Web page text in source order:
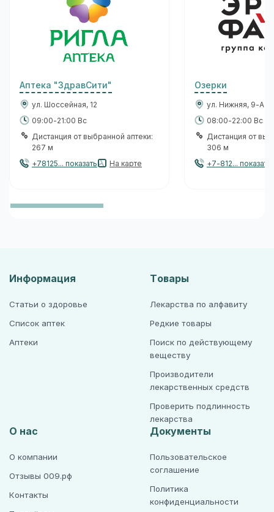
Аптека "ЗдравСити"
ул. Шоссейная, 12
09:00-21:00 Вс
Дистанция от выбранной аптеки:
267 м
+78125... показать
На карте
Озерки
ул. Нижняя, 9-А
08:00-22:00 Вс
Дистанция от
306 м
+7-812... показать
Информация
Статьи о здоровье
Список аптек
Аптеки
Товары
Лекарства по алфавиту
Редкие товары
Поиск по действующему
веществу
Производители
лекарственных средств
Проверить подлинность
лекарства
О нас
О компании
Отзывы 009.рф
Контакты
Документы
Пользовательское
соглашение
Политика
конфиденциальности